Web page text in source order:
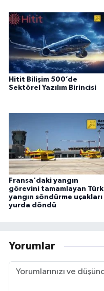
Hitit Bilişim 500’de
Sektörel Yazılım Birincisi
Fransa'daki yangın
görevini tamamlayan Türk
yangın söndürme uçakları
yurda döndü
Yorumlar